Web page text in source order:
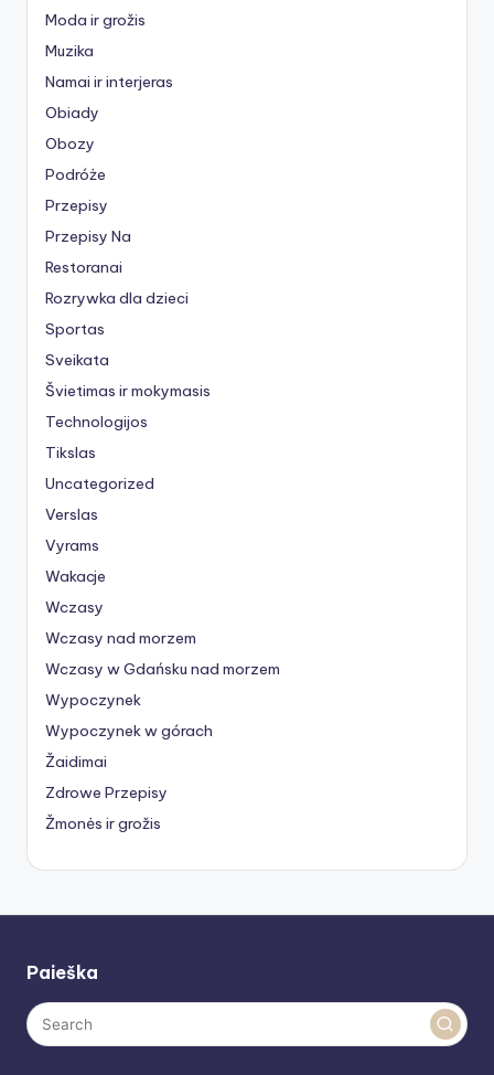
Moda ir grožis
Muzika
Namai ir interjeras
Obiady
Obozy
Podróże
Przepisy
Przepisy Na
Restoranai
Rozrywka dla dzieci
Sportas
Sveikata
Švietimas ir mokymasis
Technologijos
Tikslas
Uncategorized
Verslas
Vyrams
Wakacje
Wczasy
Wczasy nad morzem
Wczasy w Gdańsku nad morzem
Wypoczynek
Wypoczynek w górach
Žaidimai
Zdrowe Przepisy
Žmonės ir grožis
Paieška